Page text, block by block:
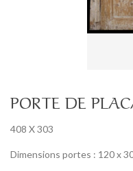
PORTE DE
408 X 303
Dimensions portes : 120 x